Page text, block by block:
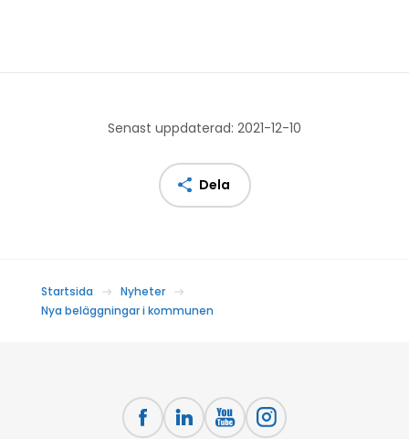
Senast uppdaterad: 2021-12-10
Dela
Startsida
Nyheter
Nya beläggningar i kommunen